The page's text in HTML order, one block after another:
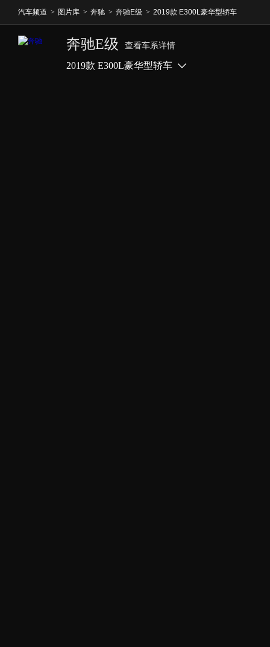
汽车频道 > 图片库 > 奔驰 > 奔驰E级 > 2019款 E300L豪华型轿车
奔驰E级 查看车系详情
2019款 E300L豪华型轿车